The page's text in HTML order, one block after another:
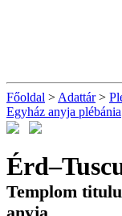
Főoldal > Adattár>
Egyház anyja plébánia
Templom